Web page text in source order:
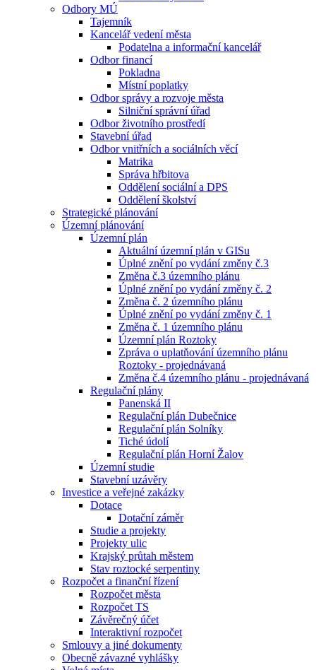
Odbory MÚ
Tajemník
Kancelář vedení města
Podatelna a informační kancelář
Odbor financí
Pokladna
Místní poplatky
Odbor správy a rozvoje města
Silniční správní úřad
Odbor životního prostředí
Stavební úřad
Odbor vnitřních a sociálních věcí
Matrika
Správa hřbitova
Oddělení sociální a DPS
Oddělení školství
Strategické plánování
Územní plánování
Územní plán
Aktuální územní plán v GISu
Úplné znění po vydání změny č.3
Změna č.3 územního plánu
Úplné znění po vydání změny č. 2
Změna č. 2 územního plánu
Úplné znění po vydání změny č. 1
Změna č. 1 územního plánu
Územní plán Roztoky
Zpráva o uplatňování územního plánu
Roztoky - projednávaná
Změna č.4 územního plánu - projednávaná
Regulační plány
Panenská II
Regulační plán Dubečnice
Regulační plán Solníky
Tiché údolí
Regulační plán Horní Žalov
Územní studie
Stavební uzávěry
Investice a veřejné zakázky
Dotace
Dotační záměr
Studie a projekty
Projekty ulic
Krajský průtah městem
Stav roztocké serpentiny
Rozpočet a finanční řízení
Rozpočet města
Rozpočet TS
Závěrečný účet
Interaktivní rozpočet
Smlouvy a jiné dokumenty
Obecně závazné vyhlášky